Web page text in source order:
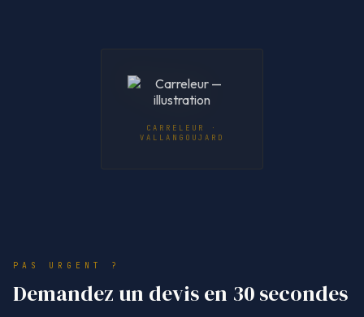
CARRELEUR ·
VALLANGOUJARD
PAS URGENT ?
Demandez un devis en 30 secondes